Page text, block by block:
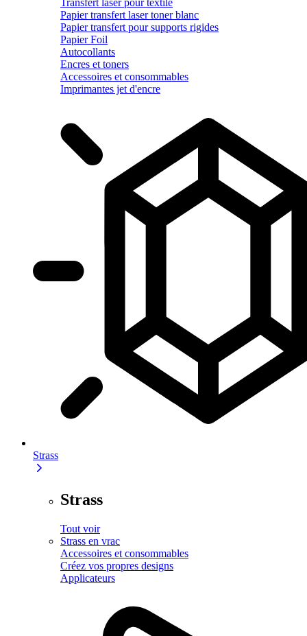
Papier transfert laser toner blanc
Papier transfert pour supports rigides
Papier Foil
Autocollants
Encres et toners
Accessoires et consommables
Imprimantes jet d'encre
Strass
Strass
Tout voir
Strass en vrac
Accessoires et consommables
Créez vos propres designs
Applicateurs